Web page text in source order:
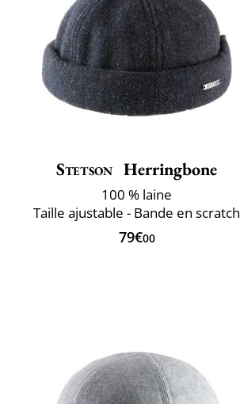
Stetson Herringbone
100 % laine
Taille ajustable - Bande en scratch
79€00